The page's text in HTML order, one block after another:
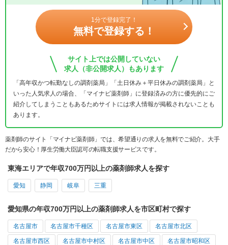
1分で登録完了！
無料で登録する！
サイト上では公開していない
求人（非公開求人）もあります
「高年収かつ転勤なしの調剤薬局」「土日休み＋平日休みの調剤薬局」と
いった人気求人の場合、「マイナビ薬剤師」に登録済みの方に優先的にご
紹介してしまうこともあるためサイトには求人情報が掲載されないことも
あります。
薬剤師のサイト「マイナビ薬剤師」では、希望通りの求人を無料でご紹介。大手
だから安心！厚生労働大臣認可の転職支援サービスです。
東海エリアで年収700万円以上の薬剤師求人を探す
愛知 静岡 岐阜 三重
愛知県の年収700万円以上の薬剤師求人を市区町村で探す
名古屋市 名古屋市千種区 名古屋市東区 名古屋市北区
名古屋市西区 名古屋市中村区 名古屋市中区 名古屋市昭和区